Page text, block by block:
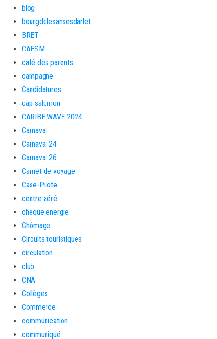
blog
bourgdelesansesdarlet
BRET
CAESM
café des parents
campagne
Candidatures
cap salomon
CARIBE WAVE 2024
Carnaval
Carnaval 24
Carnaval 26
Carnet de voyage
Case-Pilote
centre aéré
cheque energie
Chômage
Circuits touristiques
circulation
club
CNA
Collèges
Commerce
communication
communiqué